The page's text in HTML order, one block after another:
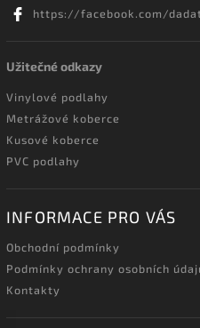
https://facebook.com/
Užitečné odkazy
Vinylové podlahy
Metrážové koberce
Kusové koberce
PVC podlahy
INFORMACE PRO VÁS
Obchodní podmínky
Podmínky ochrany osobních
Kontakty